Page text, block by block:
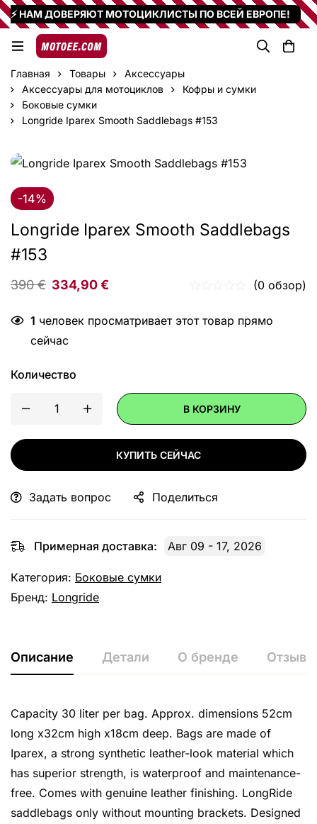
⚡ НАМ ДОВЕРЯЮТ МОТОЦИКЛИСТЫ ПО ВСЕЙ ЕВРОПЕ!
Главная Товары
Аксессуары
Аксессуары для мотоциклов
Кофры и сумки
Боковые сумки
Longride Iparex Smooth Saddlebags #153
-14%
Longride Iparex Smooth Saddlebags
#153
390€ 334,90€ (0 обзор)
1 человек просматривает этот товар прямо
сейчас
Количество
В КОРЗИНУ
КУПИТЬ СЕЙЧАС
Задать вопрос Поделиться
Примерная доставка: Авг 09 - 17, 2026
Категория: Боковые сумки
Бренд: Longride
Описание Детали О бренде
Capacity 30 liter per bag. Approx. dimensions 52cm
long x32cm high x18cm deep. Bags are made of
Iparex, a strong synthetic leather-look material which
has superior strength, is waterproof and maintenance-
free. Comes with genuine leather finishing. LongRide
saddlebags only without mounting brackets. Designed